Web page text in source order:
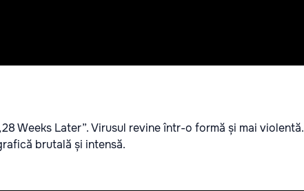
Weeks Later”. Virusul revine într-o formă și mai violentă.
brutală și intensă.